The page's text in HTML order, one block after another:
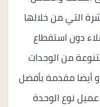
التي من خلالها
دون استقطاع
من الوحدات
أيضا مقدمة بأفضل
نوع الوحدة